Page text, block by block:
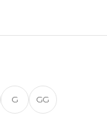
G GG